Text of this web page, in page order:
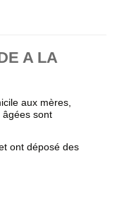
A LA
aux mères,
âgées sont
ont déposé des